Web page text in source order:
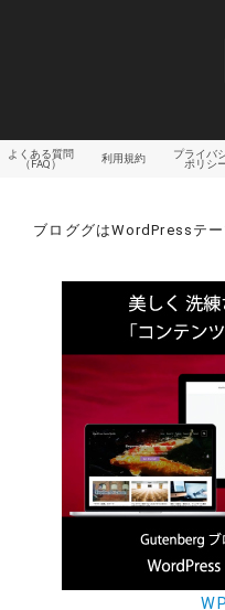
よくある質問
（FAQ）
利用規約
プライバ
ポリシ
ブロググはWordPressテ